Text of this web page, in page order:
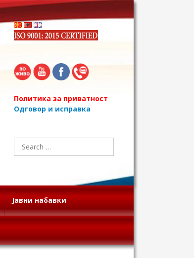
Политика за приватност
Одговор и исправка
Search
for:
Јавни набавки